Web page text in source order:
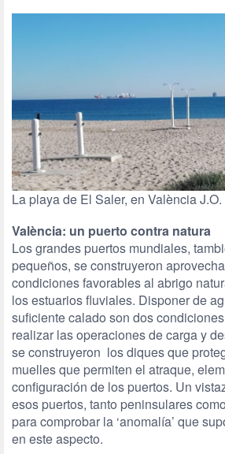
La playa de El Saler, en València J.O.
València: un puerto contra natura
Los grandes puertos mundiales,
pequeños, se construyeron
condiciones favorables al abrigo
los estuarios fluviales. Disponer de
suficiente calado son dos
realizar las operaciones de carga y
se construyeron los diques que
muelles que permiten el atraque,
configuración de los puertos. Un
esos puertos, tanto peninsulares
para comprobar la ‘anomalía’ que
en este aspecto.